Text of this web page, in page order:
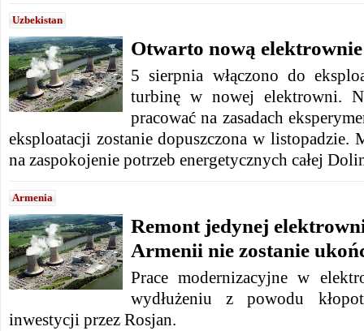
Uzbekistan
Otwarto nową
5 sierpnia włączono do
turbinę w nowej elektrowni.
pracować na zasadach
eksploatacji zostanie dopuszczona w
na zaspokojenie potrzeb energetycznych całej
Armenia
Remont jedynej
Armenii nie zostanie
Prace modernizacyjne w
wydłużeniu z powodu
inwestycji przez Rosjan.